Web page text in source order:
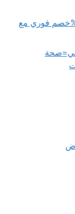
بالرياض|نجار خشب الرياض بـ33%خصم فوري مع